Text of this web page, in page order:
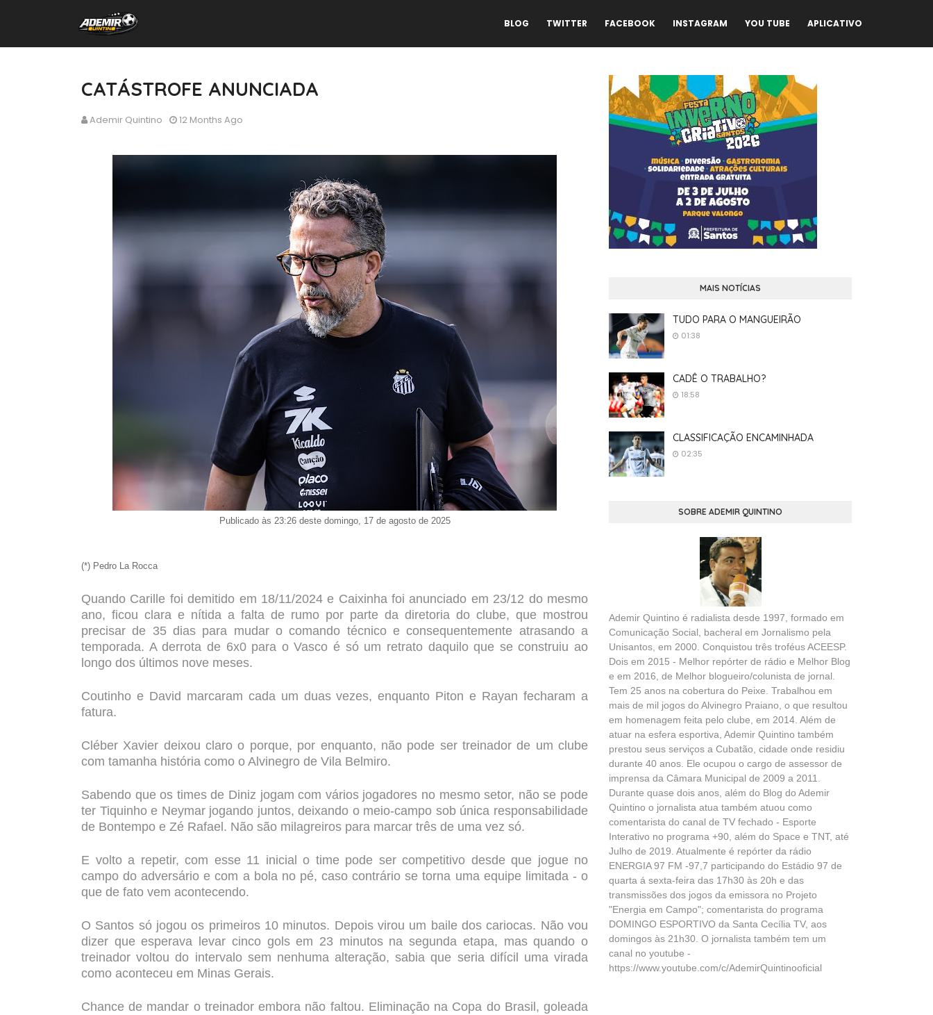
BLOG TWITTER FACEBOOK INSTAGRAM YOU TUBE APLICATIVO
CATÁSTROFE ANUNCIADA
Ademir Quintino 12 Months Ago
Publicado às 23:26 deste domingo, 17 de agosto de 2025
(*) Pedro La Rocca
Quando Carille foi demitido em 18/11/2024 e Caixinha foi anunciado em 23/12 do mesmo
ano, ficou clara e nítida a falta de rumo por parte da diretoria do clube, que mostrou
precisar de 35 dias para mudar o comando técnico e consequentemente atrasando a
temporada. A derrota de 6x0 para o Vasco é só um retrato daquilo que se construiu ao
longo dos últimos nove meses.
Coutinho e David marcaram cada um duas vezes, enquanto Piton e Rayan fecharam a
fatura.
Cléber Xavier deixou claro o porque, por enquanto, não pode ser treinador de um clube
com tamanha história como o Alvinegro de Vila Belmiro.
Sabendo que os times de Diniz jogam com vários jogadores no mesmo setor, não se pode
ter Tiquinho e Neymar jogando juntos, deixando o meio-campo sob única responsabilidade
de Bontempo e Zé Rafael. Não são milagreiros para marcar três de uma vez só.
E volto a repetir, com esse 11 inicial o time pode ser competitivo desde que jogue no
campo do adversário e com a bola no pé, caso contrário se torna uma equipe limitada - o
que de fato vem acontecendo.
O Santos só jogou os primeiros 10 minutos. Depois virou um baile dos cariocas. Não vou
dizer que esperava levar cinco gols em 23 minutos na segunda etapa, mas quando o
treinador voltou do intervalo sem nenhuma alteração, sabia que seria difícil uma virada
como aconteceu em Minas Gerais.
Chance de mandar o treinador embora não faltou. Eliminação na Copa do Brasil, goleada
MAIS NOTÍCIAS
TUDO PARA O MANGUEIRÃO
01:38
CADÊ O TRABALHO?
18:58
CLASSIFICAÇÃO ENCAMINHADA
02:35
SOBRE ADEMIR QUINTINO
Ademir Quintino é radialista desde 1997, formado em
Comunicação Social, bacheral em Jornalismo pela
Unisantos, em 2000. Conquistou três troféus ACEESP.
Dois em 2015 - Melhor repórter de rádio e Melhor Blog
e em 2016, de Melhor blogueiro/colunista de jornal.
Tem 25 anos na cobertura do Peixe. Trabalhou em
mais de mil jogos do Alvinegro Praiano, o que resultou
em homenagem feita pelo clube, em 2014. Além de
atuar na esfera esportiva, Ademir Quintino também
prestou seus serviços a Cubatão, cidade onde residiu
durante 40 anos. Ele ocupou o cargo de assessor de
imprensa da Câmara Municipal de 2009 a 2011.
Durante quase dois anos, além do Blog do Ademir
Quintino o jornalista atua também atuou como
comentarista do canal de TV fechado - Esporte
Interativo no programa +90, além do Space e TNT, até
Julho de 2019. Atualmente é repórter da rádio
ENERGIA 97 FM -97,7 participando do Estádio 97 de
quarta á sexta-feira das 17h30 às 20h e das
transmissões dos jogos da emissora no Projeto
"Energia em Campo"; comentarista do programa
DOMINGO ESPORTIVO da Santa Cecília TV, aos
domingos às 21h30. O jornalista também tem um
canal no youtube -
https://www.youtube.com/c/AdemirQuintinooficial